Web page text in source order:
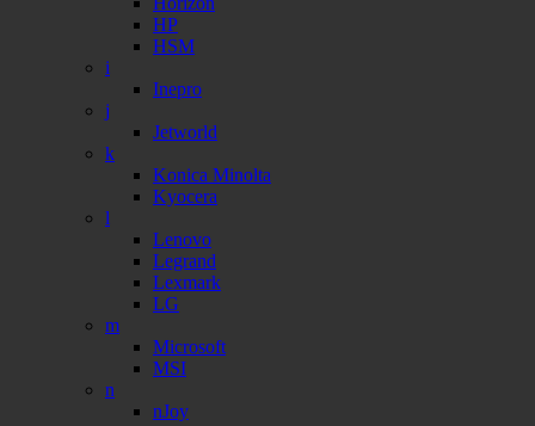
HP
HSM
i
Inepro
j
Jetworld
k
Konica Minolta
Kyocera
l
Lenovo
Legrand
Lexmark
LG
m
Microsoft
MSI
n
nJoy